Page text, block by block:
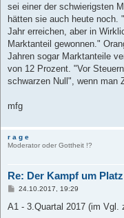
sei einer der schwierigsten
hätten sie auch heute noch.
Jahr erreichen, aber in
Marktanteil gewonnen."
Jahren sogar Marktanteile
von 12 Prozent. "Vor
schwarzen Null", wenn man
mfg
r a g e
Moderator oder Gottheit !?
Re: Der Kampf um
B
i
24.10.2017, 19:29
A1 - 3.Quartal 2017 (im Vgl.